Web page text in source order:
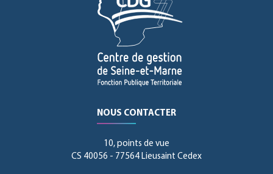
NOUS CONTACTER
10, points de vue
CS 40056 - 77564 Lieusaint Cedex